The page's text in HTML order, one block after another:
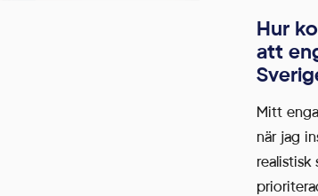
Hur
att
Mitt
när jag